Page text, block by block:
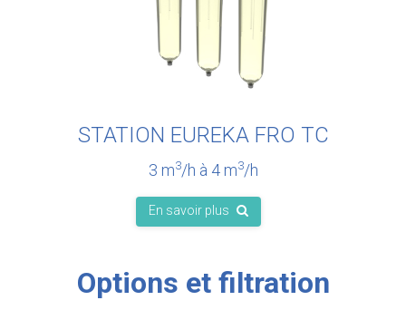
STATION EUREKA FRO TC
3 m3/h à 4 m3/h
En savoir plus
Options et filtration